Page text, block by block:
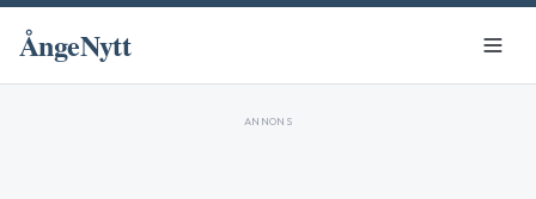
ÅngeNytt
ANNONS